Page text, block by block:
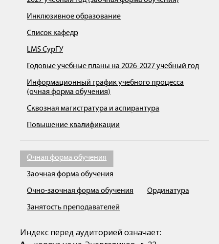
Инклюзивное образование
Список кафедр
LMS СурГУ
Годовые учебные планы на 2026-2027 учебный год
Информационный график учебного процесса
(очная форма обучения)
Сквозная магистратура и аспирантура
Повышение квалификации
Очная форма обучения
Заочная форма обучения
Очно-заочная форма обучения Ординатура
Занятость преподавателей
Индекс перед аудиторией означает: